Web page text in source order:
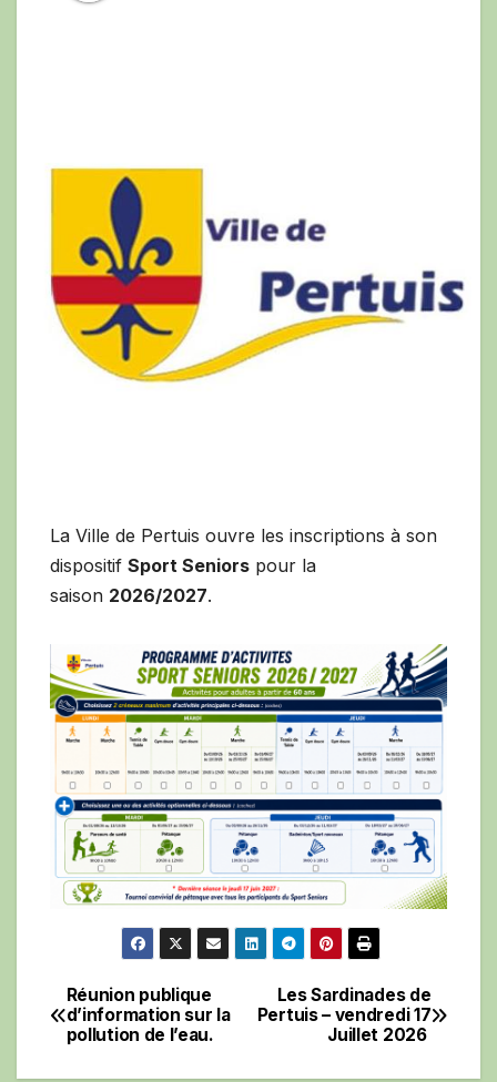
La Ville de Pertuis ouvre les inscriptions à son
dispositif Sport Seniors pour la
saison 2026/2027.
Navigation
de
Les Sardinades de
Pertuis – vendredi 17
Juillet 2026
Réunion publique
d’information sur la
pollution de l’eau.